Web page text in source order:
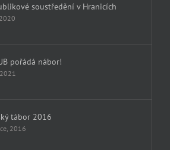
soustředění v Hranicích
pořádá nábor!
tábor 2016
2016